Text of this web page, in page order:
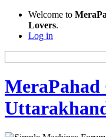
Welcome to
Lovers.
Log in